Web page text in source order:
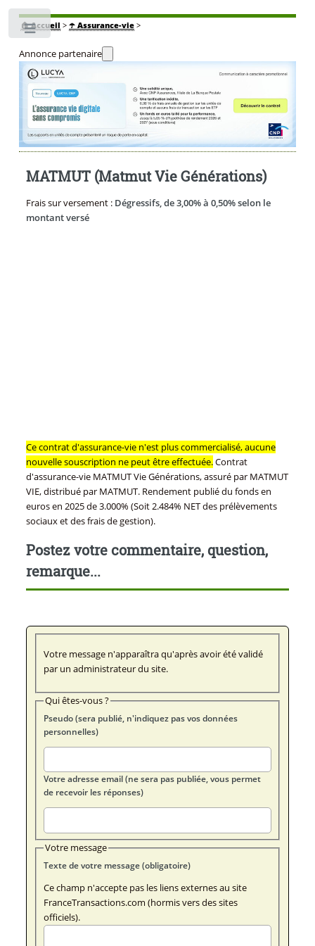
🏠Accueil > ☂️ Assurance-vie>
Annonce partenaire
MATMUT (Matmut Vie Générations)
Frais sur versement : Dégressifs, de 3,00% à 0,50% selon le
montant versé
Ce contrat d'assurance-vie n'est plus commercialisé, aucune
nouvelle souscription ne peut être effectuée.Contrat
d'assurance-vie MATMUT Vie Générations, assuré par MATMUT
VIE, distribué par MATMUT. Rendement publié du fonds en
euros en 2025 de 3.000% (Soit 2.484% NET des prélèvements
sociaux et des frais de gestion).
Postez votre commentaire, question,
remarque...
Votre message n'apparaîtra qu'après avoir été validé
par un administrateur du site.
Qui êtes-vous ?
Pseudo (sera publié, n'indiquez pas vos données
personnelles)
Votre adresse email (ne sera pas publiée, vous permet
de recevoir les réponses)
Votre message
Texte de votre message (obligatoire)
Ce champ n'accepte pas les liens externes au site
FranceTransactions.com (hormis vers des sites
officiels).
Toggle